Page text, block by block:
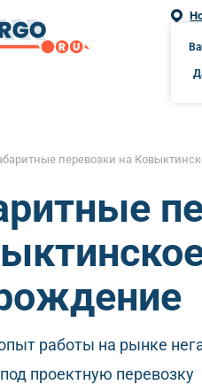
г.
перевозки на
работы на рынке
под проектную перевозку